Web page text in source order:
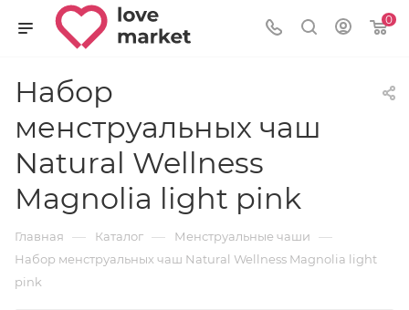
0
Набор
менструальных чаш
Natural Wellness
Magnolia light pink
Главная — Каталог — Менструальные чаши —
Набор менструальных чаш Natural Wellness Magnolia light
pink